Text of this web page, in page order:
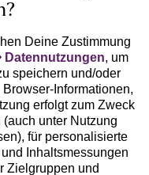
Deine Zustimmung
Datennutzungen, um
speichern und/oder
Informationen,
erfolgt zum Zweck
unter Nutzung
für personalisierte
Inhaltsmessungen
Zielgruppen und